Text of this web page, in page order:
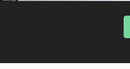
STEINEL LED-